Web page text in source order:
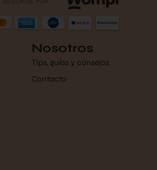
Nosotros
Tips, guías y consejos
Contacto